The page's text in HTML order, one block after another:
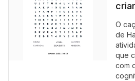
O
de
que
com